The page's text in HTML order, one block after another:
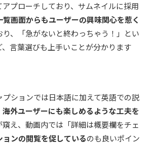
プローチしており、サムネイルに採用
覧画面からもユーザーの興味関心を惹く
り、「急がないと終わっちゃう！」とい
、言葉選びも上手いことが分かります
プションでは日本語に加えて英語での説
海外ユーザーにも楽しめるような工夫を
窺え、動画内では「詳細は概要欄をチェ
ョンの閲覧を促しているのも良いポイン